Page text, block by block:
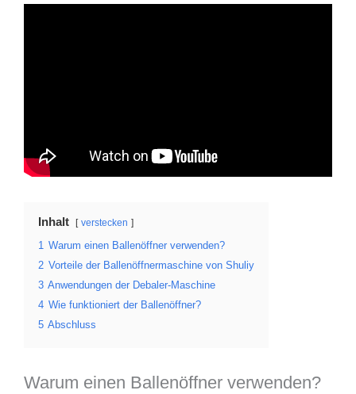
Inhalt verstecken
1 Warum einen Ballenöffner verwenden?
2 Vorteile der Ballenöffnermaschine von Shuliy
3 Anwendungen der Debaler-Maschine
4 Wie funktioniert der Ballenöffner?
5 Abschluss
Warum einen Ballenöffner verwenden?